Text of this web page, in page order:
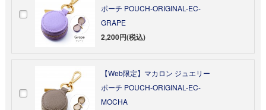
ポーチ POUCH-ORIGINAL-EC-
GRAPE
2,200円(税込)
【Web限定】マカロン ジュエリー
ポーチ POUCH-ORIGINAL-EC-
MOCHA